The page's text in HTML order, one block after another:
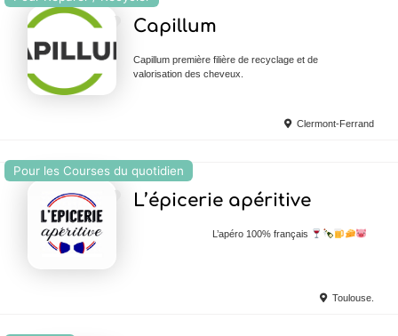
Capillum
Capillum première filière de recyclage et de
valorisation des cheveux.
Clermont-Ferrand
Pour les Courses du quotidien
L’épicerie apéritive
L’apéro 100% français
Toulouse.